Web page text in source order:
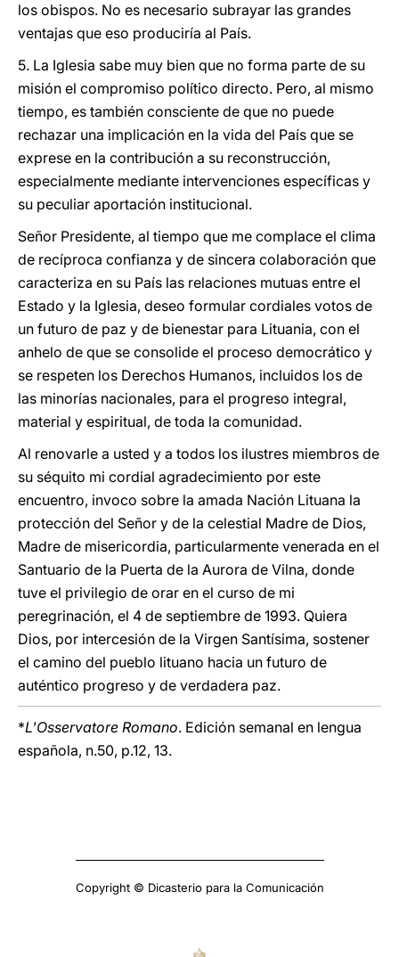
los obispos. No es necesario subrayar las grandes
ventajas que eso produciría al País.
5. La Iglesia sabe muy bien que no forma parte de su
misión el compromiso político directo. Pero, al mismo
tiempo, es también consciente de que no puede
rechazar una implicación en la vida del País que se
exprese en la contribución a su reconstrucción,
especialmente mediante intervenciones específicas y
su peculiar aportación institucional.
Señor Presidente, al tiempo que me complace el clima
de recíproca confianza y de sincera colaboración que
caracteriza en su País las relaciones mutuas entre el
Estado y la Iglesia, deseo formular cordiales votos de
un futuro de paz y de bienestar para Lituania, con el
anhelo de que se consolide el proceso democrático y
se respeten los Derechos Humanos, incluidos los de
las minorías nacionales, para el progreso integral,
material y espiritual, de toda la comunidad.
Al renovarle a usted y a todos los ilustres miembros de
su séquito mi cordial agradecimiento por este
encuentro, invoco sobre la amada Nación Lituana la
protección del Señor y de la celestial Madre de Dios,
Madre de misericordia, particularmente venerada en el
Santuario de la Puerta de la Aurora de Vilna, donde
tuve el privilegio de orar en el curso de mi
peregrinación, el 4 de septiembre de 1993. Quiera
Dios, por intercesión de la Virgen Santísima, sostener
el camino del pueblo lituano hacia un futuro de
auténtico progreso y de verdadera paz.
*L'Osservatore Romano. Edición semanal en lengua
española, n.50, p.12, 13.
Copyright © Dicasterio para la Comunicación